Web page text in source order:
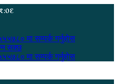
मा सम्पर्क गर्नुहोस
सक्छ
मा सम्पर्क गर्नुहोस